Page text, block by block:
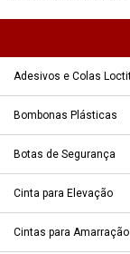
Adesivos e Colas
Bombonas Plásticas
Botas de Segurança
Cinta para Elevação
Cintas para Amarração